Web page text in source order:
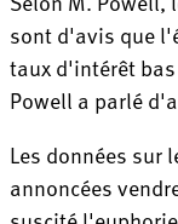
sont d'avis que
taux d'intérêt
Powell a parlé
Les données sur
annoncées